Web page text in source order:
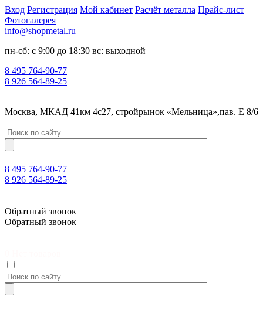
Вход Регистрация Мой кабинет Расчёт металла Прайс-лист
Фотогалерея
info@shopmetal.ru
пн-сб: с 9:00 до 18:30 вс: выходной
8 495 764-90-77
8 926 564-89-25
Москва, МКАД 41км 4с27, стройрынок «Мельница»,пав. Е 8/6
8 495 764-90-77
8 926 564-89-25
Обратный звонок
Обратный звонок